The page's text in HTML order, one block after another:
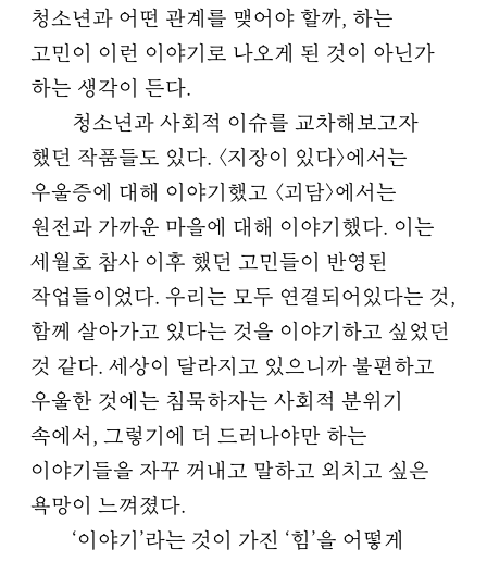
청소년과 어떤 관계를 맺어야 할까, 하는
고민이 이런 이야기로 나오게 된 것이 아닌가
하는 생각이 든다.
청소년과 사회적 이슈를 교차해보고자
했던 작품들도 있다. 〈지장이 있다〉에서는
우울증에 대해 이야기했고 〈괴담〉에서는
원전과 가까운 마을에 대해 이야기했다. 이는
세월호 참사 이후 했던 고민들이 반영된
작업들이었다. 우리는 모두 연결되어있다는 것,
함께 살아가고 있다는 것을 이야기하고 싶었던
것 같다. 세상이 달라지고 있으니까 불편하고
우울한 것에는 침묵하자는 사회적 분위기
속에서, 그렇기에 더 드러나야만 하는
이야기들을 자꾸 꺼내고 말하고 외치고 싶은
욕망이 느껴졌다.
‘이야기’라는 것이 가진 ‘힘’을 어떻게